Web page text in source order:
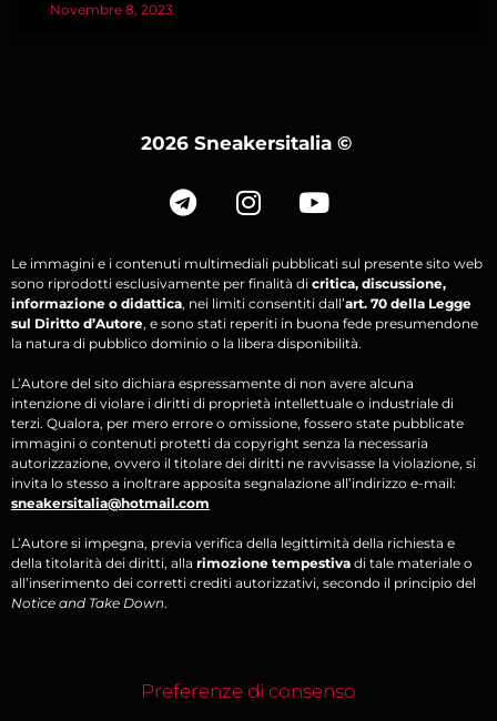
Novembre 8, 2023
2026 Sneakersitalia ©
Le immagini e i contenuti multimediali pubblicati sul presente sito web
sono riprodotti esclusivamente per finalità di critica, discussione,
informazione o didattica, nei limiti consentiti dall’art. 70 della Legge
sul Diritto d’Autore, e sono stati reperiti in buona fede presumendone
la natura di pubblico dominio o la libera disponibilità.
L’Autore del sito dichiara espressamente di non avere alcuna
intenzione di violare i diritti di proprietà intellettuale o industriale di
terzi. Qualora, per mero errore o omissione, fossero state pubblicate
immagini o contenuti protetti da copyright senza la necessaria
autorizzazione, ovvero il titolare dei diritti ne ravvisasse la violazione, si
invita lo stesso a inoltrare apposita segnalazione all’indirizzo e-mail:
sneakersitalia@hotmail.com
L’Autore si impegna, previa verifica della legittimità della richiesta e
della titolarità dei diritti, alla rimozione tempestiva di tale materiale o
all’inserimento dei corretti crediti autorizzativi, secondo il principio del
Notice and Take Down.
Preferenze di consenso